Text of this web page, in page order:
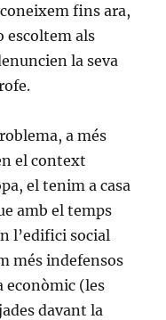
fins ara,
escoltem als
la seva
a més
el context
el tenim a casa
amb el temps
l’edifici social
més indefensos
econòmic (les
davant la